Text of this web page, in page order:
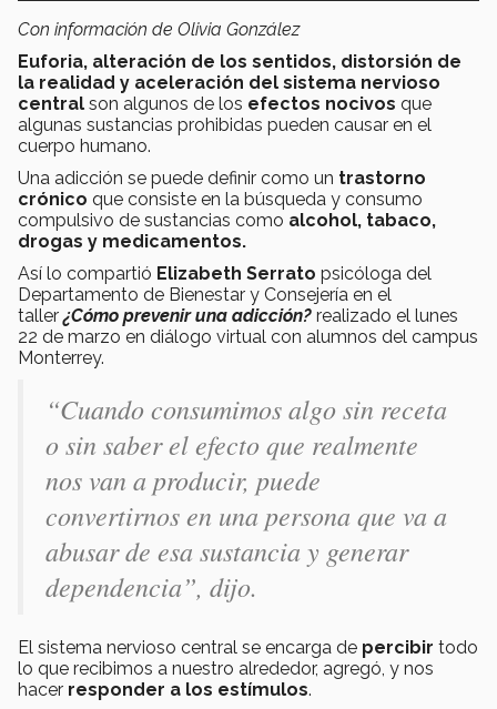
Con información de Olivia González
Euforia, alteración de los sentidos, distorsión de
la realidad y aceleración del sistema nervioso
central son algunos de los efectos nocivos que
algunas sustancias prohibidas pueden causar en el
cuerpo humano.
Una adicción se puede definir como un trastorno
crónico que consiste en la búsqueda y consumo
compulsivo de sustancias como alcohol, tabaco,
drogas y medicamentos.
Así lo compartió Elizabeth Serrato psicóloga del
Departamento de Bienestar y Consejería en el
taller ¿Cómo prevenir una adicción? realizado el lunes
22 de marzo en diálogo virtual con alumnos del campus
Monterrey.
“Cuando consumimos algo sin receta
o sin saber el efecto que realmente
nos van a producir, puede
convertirnos en una persona que va a
abusar de esa sustancia y generar
dependencia”, dijo.
El sistema nervioso central se encarga de percibir todo
lo que recibimos a nuestro alrededor, agregó, y nos
hacer responder a los estímulos.